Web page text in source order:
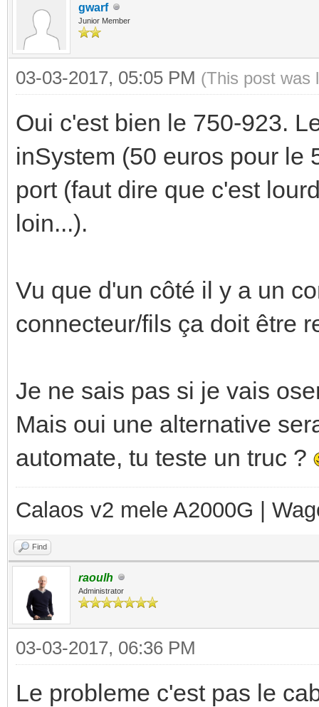
gwarf
Junior Member
03-03-2017, 05:05 PM (This post was
Oui c'est bien le 750-923.
inSystem (50 euros pour le
port (faut dire que c'est
loin...).
Vu que d'un côté il y a un
connecteur/fils ça doit être
Je ne sais pas si je vais
Mais oui une alternative
automate, tu teste un truc ?
Calaos v2 mele A2000G |
Find
raoulh
Administrator
03-03-2017, 06:36 PM
Le probleme c'est pas le